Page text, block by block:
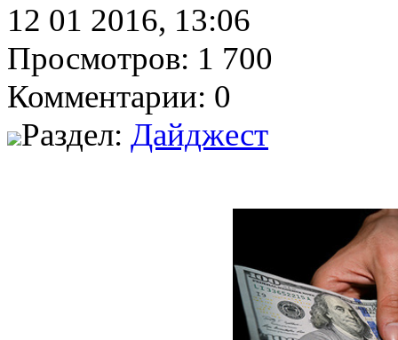
12 01 2016, 13:06
Просмотров: 1 700
Комментарии: 0
Раздел: Дайджест